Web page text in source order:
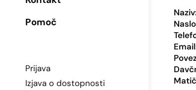
Pomoč
Prijava
Izjava o dostopnosti